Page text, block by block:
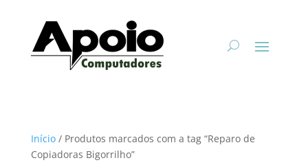
Início/ Produtos marcados com a tag “Reparo de
Copiadoras Bigorrilho”